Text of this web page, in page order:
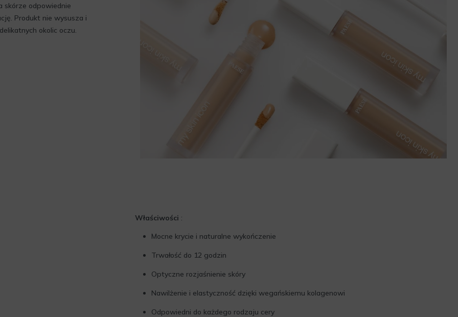
skórze odpowiednie
Produkt nie wysusza i
okolic oczu.
Właściwości :
Mocne krycie i naturalne wykończenie
Trwałość do 12 godzin
Optyczne rozjaśnienie skóry
Nawilżenie i elastyczność dzięki wegańskiemu kolagenowi
Odpowiedni do każdego rodzaju cery